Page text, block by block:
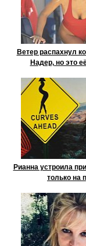
Ветер распахнул
Надер, но это
Рианна устроила
только на